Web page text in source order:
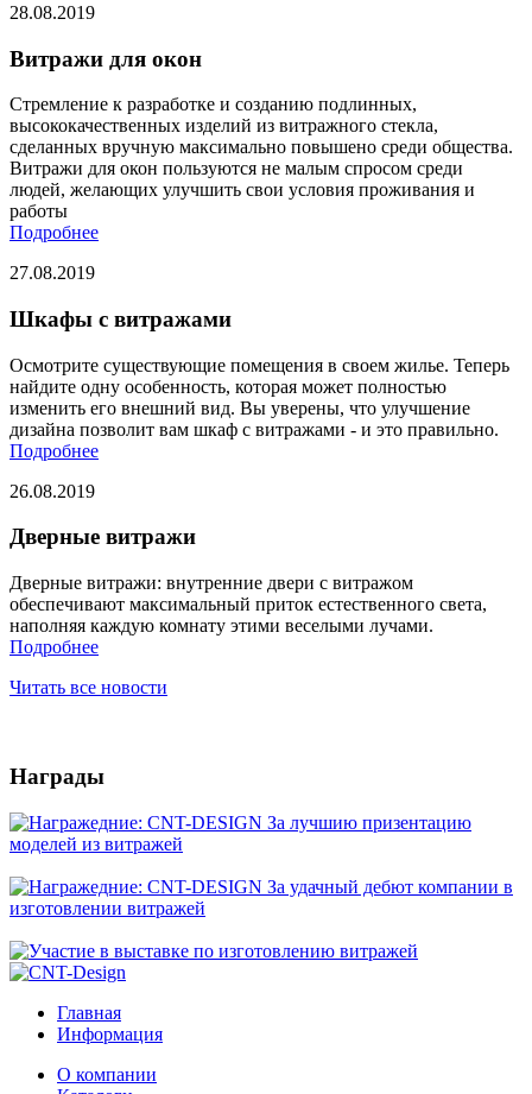
28.08.2019
Витражи для окон
Стремление к разработке и созданию подлинных,
высококачественных изделий из витражного стекла,
сделанных вручную максимально повышено среди общества.
Витражи для окон пользуются не малым спросом среди
людей, желающих улучшить свои условия проживания и
работы
Подробнее
27.08.2019
Шкафы с витражами
Осмотрите существующие помещения в своем жилье. Теперь
найдите одну особенность, которая может полностью
изменить его внешний вид. Вы уверены, что улучшение
дизайна позволит вам шкаф с витражами - и это правильно.
Подробнее
26.08.2019
Дверные витражи
Дверные витражи: внутренние двери с витражом
обеспечивают максимальный приток естественного света,
наполняя каждую комнату этими веселыми лучами.
Подробнее
Читать все новости
Награды
Главная
Информация
О компании